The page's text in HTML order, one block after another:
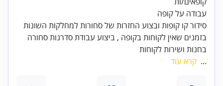
בזמנים שאין לקוחות בקופה , ביצוע עבודת סדרנות סחורה
בחנות ושירות לקוחות
... קרא עוד